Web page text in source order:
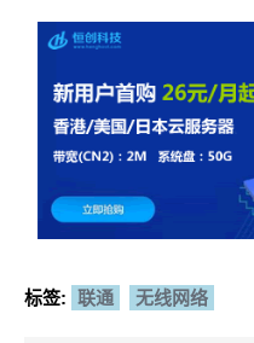
标签: 联通 无线网络